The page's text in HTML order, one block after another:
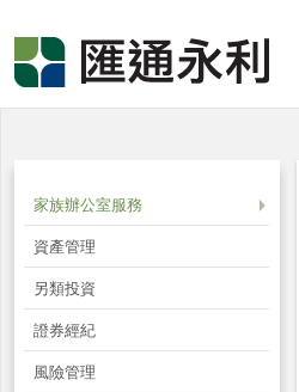
家族辦公室服務
資產管理
另類投資
證券經紀
風險管理